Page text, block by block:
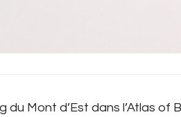
du Mont d’Est dans l’Atlas of